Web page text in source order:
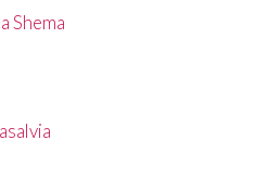
Shema